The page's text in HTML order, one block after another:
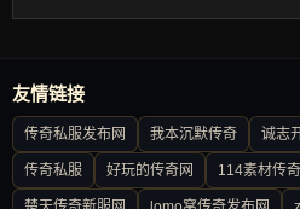
友情链接
传奇私服发布网 我本沉默传奇 诚志
传奇私服 好玩的传奇网 114素材传